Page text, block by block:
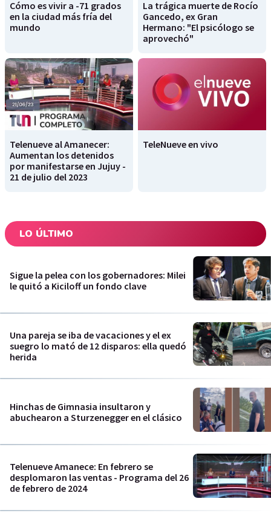
Cómo es vivir a -71 grados
en la ciudad más fría del
mundo
La trágica muerte de Rocío
Gancedo, ex Gran
Hermano: "El psicólogo se
aprovechó"
Telenueve al Amanecer:
Aumentan los detenidos
por manifestarse en Jujuy -
21 de julio del 2023
TeleNueve en vivo
LO ÚLTIMO
Sigue la pelea con los gobernadores: Milei
le quitó a Kiciloff un fondo clave
Una pareja se iba de vacaciones y el ex
suegro lo mató de 12 disparos: ella quedó
herida
Hinchas de Gimnasia insultaron y
abuchearon a Sturzenegger en el clásico
Telenueve Amanece: En febrero se
desplomaron las ventas - Programa del 26
de febrero de 2024